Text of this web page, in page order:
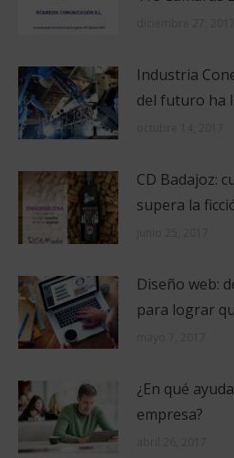
Industria
del futuro ha
CD Badajoz:
supera la
Diseño web:
para lograr
¿En qué
empresa?